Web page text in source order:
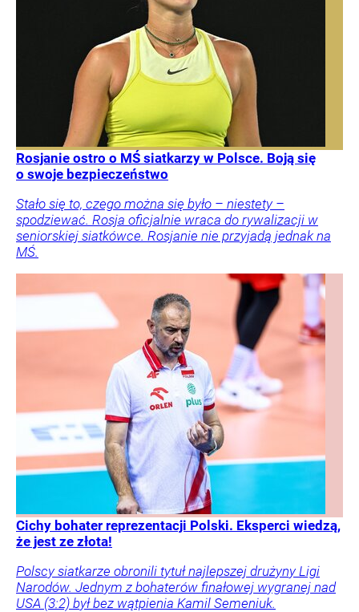
Rosjanie ostro o MŚ siatkarzy w Polsce. Boją się
o swoje bezpieczeństwo
Stało się to, czego można się było – niestety –
spodziewać. Rosja oficjalnie wraca do rywalizacji w
seniorskiej siatkówce. Rosjanie nie przyjadą jednak na
MŚ.
Cichy bohater reprezentacji Polski. Eksperci wiedzą,
że jest ze złota!
Polscy siatkarze obronili tytuł najlepszej drużyny Ligi
Narodów. Jednym z bohaterów finałowej wygranej nad
USA (3:2) był bez wątpienia Kamil Semeniuk.